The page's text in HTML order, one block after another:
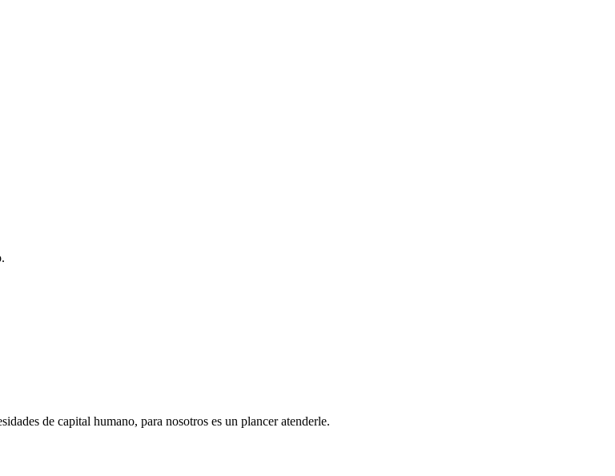
de capital humano, para nosotros es un plancer atenderle.